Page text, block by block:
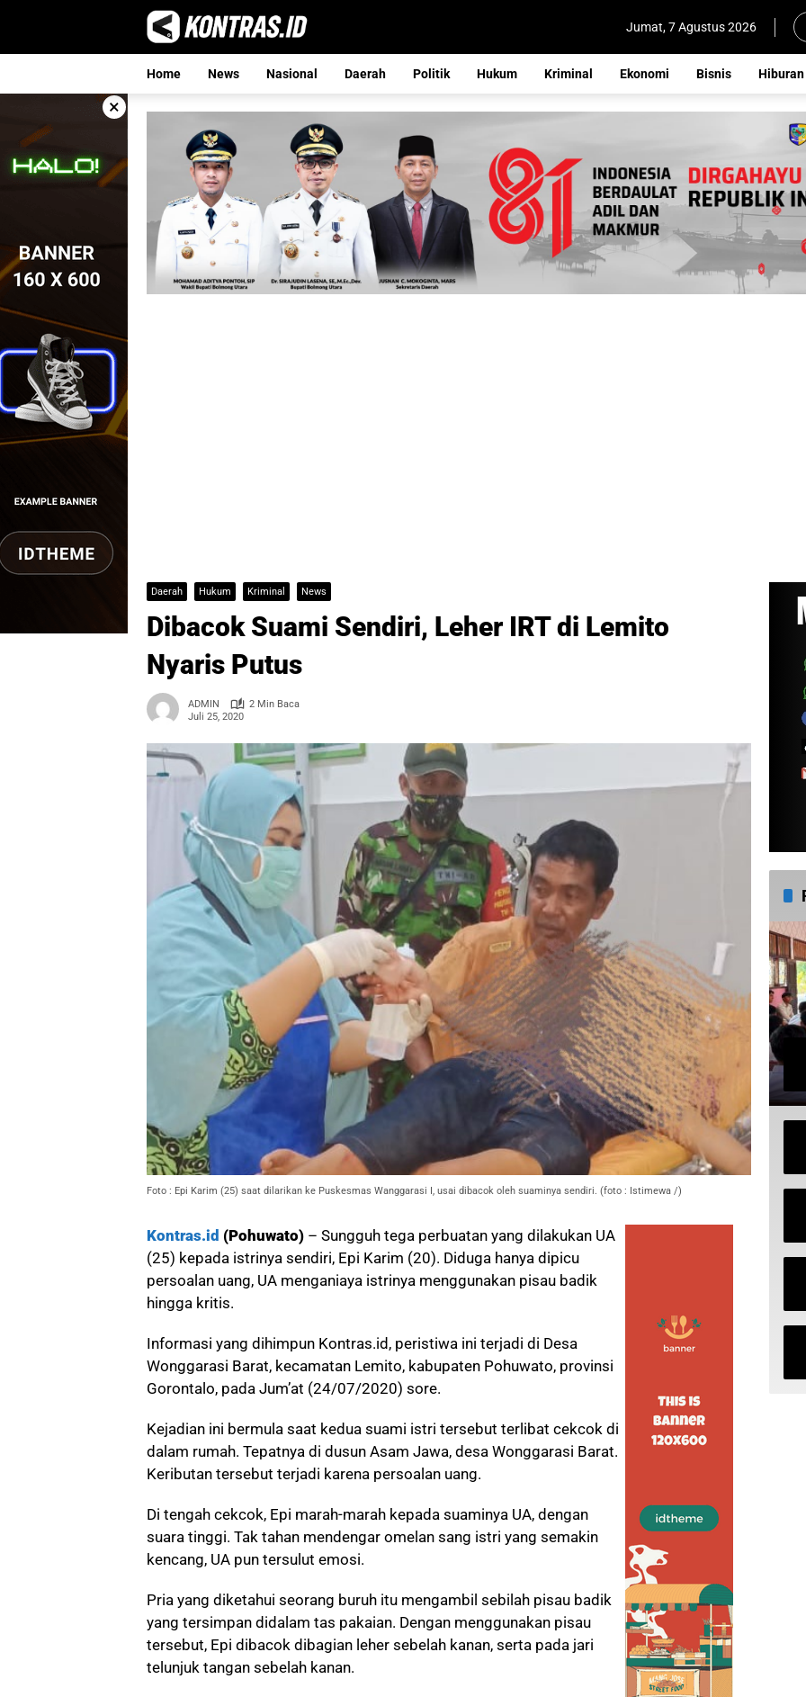
Jumat, 7 Agustus 2026
Home News Nasional Daerah Politik Hukum Kriminal Ekonomi Bisnis Hiburan
×
Daerah Hukum Kriminal News
Dibacok Suami Sendiri, Leher IRT di Lemito
Nyaris Putus
ADMIN
2 Min Baca
Juli 25, 2020
Foto : Epi Karim (25) saat dilarikan ke Puskesmas Wanggarasi I, usai dibacok oleh suaminya sendiri. (foto : Istimewa /)
Kontras.id (Pohuwato) – Sungguh tega perbuatan yang dilakukan UA
(25) kepada istrinya sendiri, Epi Karim (20). Diduga hanya dipicu
persoalan uang, UA menganiaya istrinya menggunakan pisau badik
hingga kritis.
Informasi yang dihimpun Kontras.id, peristiwa ini terjadi di Desa
Wonggarasi Barat, kecamatan Lemito, kabupaten Pohuwato, provinsi
Gorontalo, pada Jum’at (24/07/2020) sore.
Kejadian ini bermula saat kedua suami istri tersebut terlibat cekcok di
dalam rumah. Tepatnya di dusun Asam Jawa, desa Wonggarasi Barat.
Keributan tersebut terjadi karena persoalan uang.
Di tengah cekcok, Epi marah-marah kepada suaminya UA, dengan
suara tinggi. Tak tahan mendengar omelan sang istri yang semakin
kencang, UA pun tersulut emosi.
Pria yang diketahui seorang buruh itu mengambil sebilah pisau badik
yang tersimpan didalam tas pakaian. Dengan menggunakan pisau
tersebut, Epi dibacok dibagian leher sebelah kanan, serta pada jari
telunjuk tangan sebelah kanan.